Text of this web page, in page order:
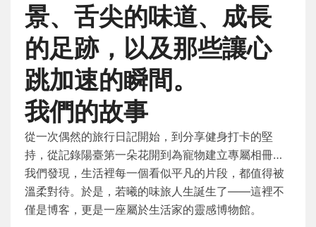
景、舌尖的味道、成長
的足跡，以及那些讓心
跳加速的瞬間。
我們的故事
從一次偶然的旅行日記開始，到分享健身打卡的堅
持，從記錄陽臺第一朵花開到為寵物建立專屬相冊…
我們發現，生活裡每一個看似平凡的片段，都值得被
溫柔對待。於是，若曦的味旅人生誕生了——這裡不
僅是博客，更是一座屬於生活家的靈感博物館。